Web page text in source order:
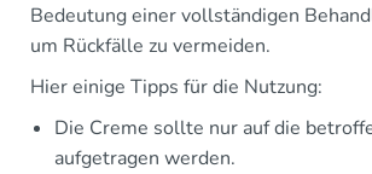
Bedeutung einer vollständigen
um Rückfälle zu vermeiden.
Hier einige Tipps für die Nutzung:
Die Creme sollte nur auf die
aufgetragen werden.